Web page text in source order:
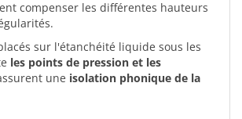
compenser les différentes hauteurs
sur l'étanchéité liquide sous les
les points de pression et les
une isolation phonique de la